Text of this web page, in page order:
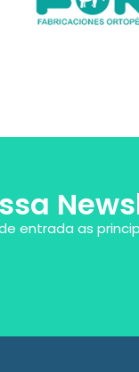
entrada as